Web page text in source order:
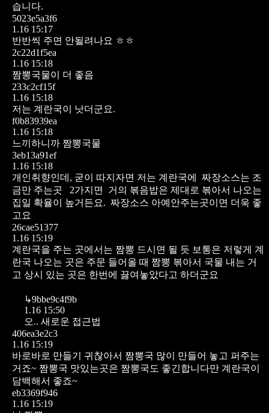
습니다.
5023e5a3f6
1.16 15:17
반반씩 주면 안될려나요 ㅎㅎ
2c22d1f5ea
1.16 15:18
짬뽕국물이 더 좋음
233c2cf15f
1.16 15:18
저는 계란국이 낫더군요.
f0b83939ea
1.16 15:18
느끼하니까 짬뽕국물
3eb13a91ef
1.16 15:18
개인취향인데, 굳이 따지자면 저는 계란국에 짜장소스는 조
금만 주는곳 2가지면 거의 볶음밥은 제대로 볶아서 나오는
집일 확율이 높거든요. 짜장소스 아예안주는곳이면 더욱 좋
고요
26cae51377
1.16 15:19
계란국을 주는 곳에서는 짬뽕 드시면 될 듯 보통은 저렇게 계
란국 나오는 곳은 주문 들어올 때 짬뽕 볶아서 국물 내는 거
고 상시 있는 곳은 한번에 끓여놓았다고 하더군요
↳9bbe9c4f9b
1.16 15:50
오.. 새로운 접근법
406ea3e2c3
1.16 15:19
바로바로 만들기 귀찮아서 짬뽕국 많이 만들어 놓고 퍼주는
거죠~ 짬뽕국 맛있는곳은 짬뽕국도 좋긴합니다만 계란국이
담백해서 좋죠~
eb3369f946
1.16 15:19